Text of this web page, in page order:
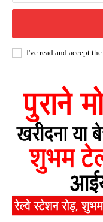
I've read and accept the